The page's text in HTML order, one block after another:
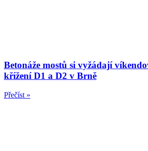
Betonáže mostů si vyžádají
křížení D1 a D2 v Brně
Přečíst »